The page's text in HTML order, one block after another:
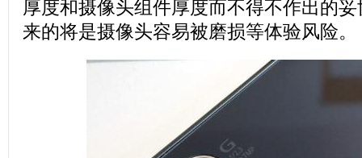
厚度和摄像头组件厚度而不得不作出的
来的将是摄像头容易被磨损等体验风险。